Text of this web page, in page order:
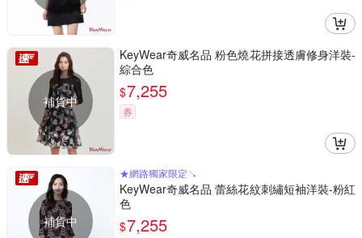
補貨中
KeyWear奇威名品 粉色燒花拼接透膚修身洋裝-
綜合色
$7,255
券
補貨中
★網路獨家限定↘
KeyWear奇威名品 蕾絲花紋刺繡短袖洋裝-粉紅
色
$7,255